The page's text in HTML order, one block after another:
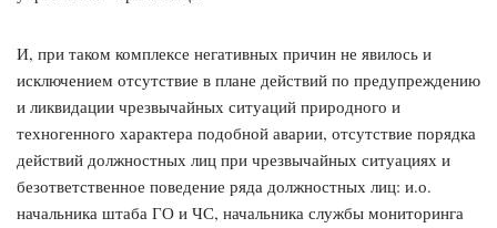
И, при таком комплексе негативных причин не явилось и
исключением отсутствие в плане действий по предупреждению
и ликвидации чрезвычайных ситуаций природного и
техногенного характера подобной аварии, отсутствие порядка
действий должностных лиц при чрезвычайных ситуациях и
безответственное поведение ряда должностных лиц: и.о.
начальника штаба ГО и ЧС, начальника службы мониторинга